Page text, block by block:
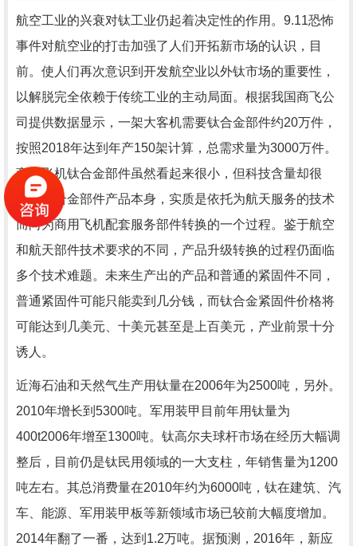
航空工业的兴衰对钛工业仍起着决定性的作用。9.11恐怖
事件对航空业的打击加强了人们开拓新市场的认识，目
前。使人们再次意识到开发航空业以外钛市场的重要性，
以解脱完全依赖于传统工业的主动局面。根据我国商飞公
司提供数据显示，一架大客机需要钛合金部件约20万件，
按照2018年达到年产150架计算，总需求量为3000万件。
商用飞机钛合金部件虽然看起来很小，但科技含量却很
高。钛合金部件产品本身，实质是依托为航天服务的技术
而向为商用飞机配套服务部件转换的一个过程。鉴于航空
和航天部件技术要求的不同，产品升级转换的过程仍面临
多个技术难题。未来生产出的产品和普通的紧固件不同，
普通紧固件可能只能卖到几分钱，而钛合金紧固件价格将
可能达到几美元、十美元甚至是上百美元，产业前景十分
诱人。
近海石油和天然气生产用钛量在2006年为2500吨，另外。
2010年增长到5300吨。军用装甲目前年用钛量为
400t2006年增至1300吨。钛高尔夫球杆市场在经历大幅调
整后，目前仍是钛民用领域的一大支柱，年销售量为1200
吨左右。其总消费量在2010年约为6000吨，钛在建筑、汽
车、能源、军用装甲板等新领域市场已较前大幅度增加。
2014年翻了一番，达到1.2万吨。据预测，2016年，新应